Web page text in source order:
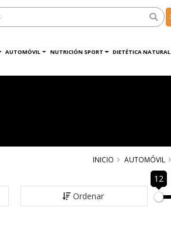
AUTOMÓVIL NUTRICIÓN SPORT DIETÉTICA NATURAL
INICIO AUTOMÓVIL
Ordenar
12